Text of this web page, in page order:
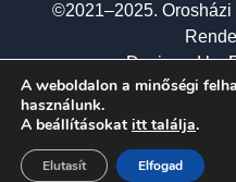
©2021–2025.
Designed by
A weboldalon a minőségi
használunk.
A beállításokat itt találja.
Elfogad
Elutasít